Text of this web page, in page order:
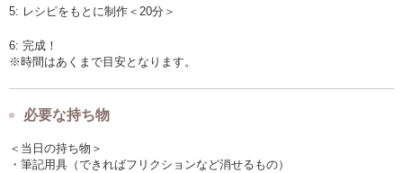
5: レシピをもとに制作＜20分＞
6: 完成！
※時間はあくまで目安となります。
必要な持ち物
＜当日の持ち物＞
・筆記用具（できればフリクションなど消せるもの）